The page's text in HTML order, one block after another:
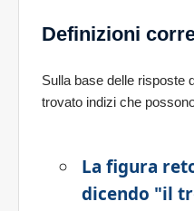
Definizioni
Sulla base delle risposte
trovato indizi che
La figura
dicendo "il